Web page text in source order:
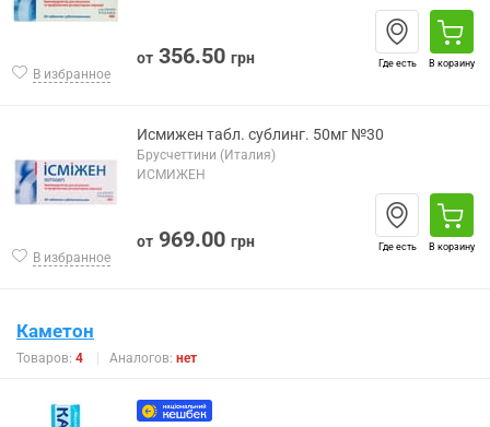
В избранное
от 356.50 грн Где есть В корзину
В избранное
Исмижен табл. сублинг. 50мг №30
Брусчеттини (Италия)
ИСМИЖЕН
от 969.00 грн Где есть В корзину
Каметон
Товаров: 4 Аналогов: нет